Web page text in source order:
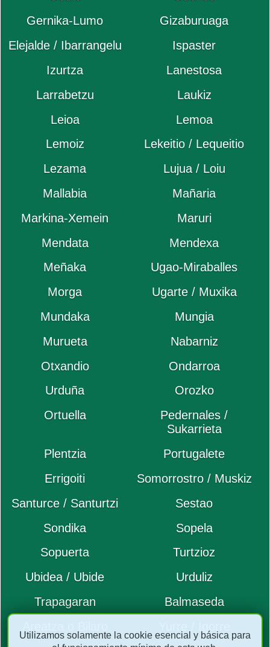
Gernika-Lumo
Gizaburuaga
Elejalde / Ibarrangelu
Ispaster
Izurtza
Lanestosa
Larrabetzu
Laukiz
Leioa
Lemoa
Lemoiz
Lekeitio / Lequeitio
Lezama
Lujua / Loiu
Mallabia
Mañaria
Markina-Xemein
Maruri
Mendata
Mendexa
Meñaka
Ugao-Miraballes
Morga
Ugarte / Muxika
Mundaka
Mungia
Murueta
Nabarniz
Otxandio
Ondarroa
Urduña
Orozko
Ortuella
Pedernales /
Sukarrieta
Plentzia
Portugalete
Errigoiti
Somorrostro / Muskiz
Santurce / Santurtzi
Sestao
Sondika
Sopela
Sopuerta
Turtzioz
Ubidea / Ubide
Urduliz
Trapagaran
Balmaseda
Utilizamos solamente la cookie esencial y básica para